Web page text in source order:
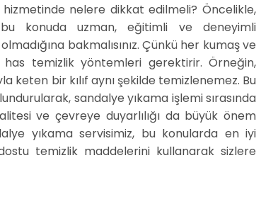
nelere dikkat edilmeli? Öncelikle,
konuda uzman, eğitimli ve deneyimli
bakmalısınız. Çünkü her kumaş ve
temizlik yöntemleri gerektirir. Örneğin,
keten bir kılıf aynı şekilde temizlenemez. Bu
sandalye yıkama işlemi sırasında
ve çevreye duyarlılığı da büyük önem
yıkama servisimiz, bu konularda en iyi
temizlik maddelerini kullanarak sizlere